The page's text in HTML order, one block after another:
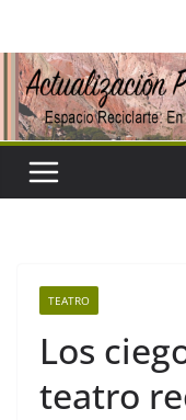
contenido
TEATRO
Los
teatro